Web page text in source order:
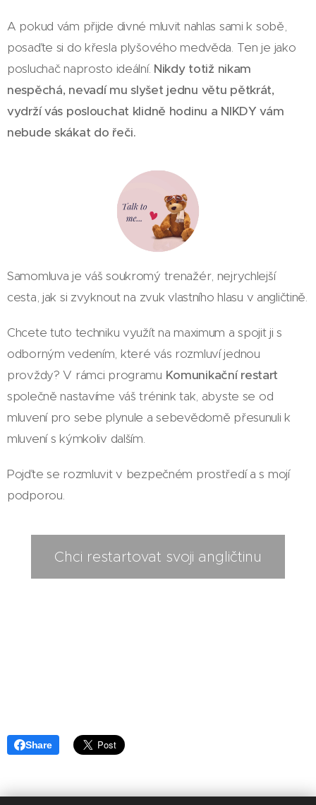
A pokud vám přijde divné mluvit nahlas sami k sobě,
posaďte si do křesla plyšového medvěda. Ten je jako
posluchač naprosto ideální. Nikdy totiž nikam
nespěchá, nevadí mu slyšet jednu větu pětkrát,
vydrží vás poslouchat klidně hodinu a NIKDY vám
nebude skákat do řeči.
Samomluva je váš soukromý trenažér, nejrychlejší
cesta, jak si zvyknout na zvuk vlastního hlasu v angličtině.
Chcete tuto techniku využít na maximum a spojit ji s
odborným vedením, které vás rozmluví jednou
provždy? V rámci programu Komunikační restart
společně nastavíme váš trénink tak, abyste se od
mluvení pro sebe plynule a sebevědomě přesunuli k
mluvení s kýmkoliv dalším.
Pojďte se rozmluvit v bezpečném prostředí a s mojí
podporou.
Chci restartovat svoji angličtinu
Share